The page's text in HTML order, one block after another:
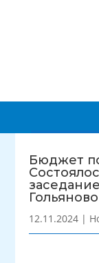
Бюджет
Гольяново
12.11.2024 |